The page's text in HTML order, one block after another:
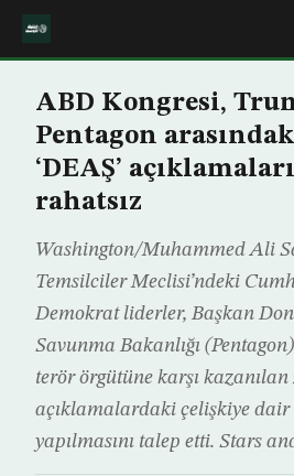
ABD Kongresi,
Pentagon
‘DEAŞ’
rahatsız
Washington/Muhammed Ali
Temsilciler Meclisi’ndeki
Demokrat liderler, Başkan
Savunma Bakanlığı
terör örgütüne karşı
açıklamalardaki çelişkiye dair
yapılmasını talep etti. Stars